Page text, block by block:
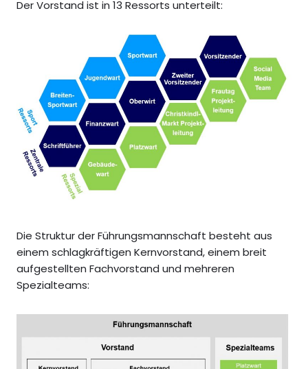
Der Vorstand ist in 13 Ressorts unterteilt:
Die Struktur der Führungsmannschaft besteht aus
einem schlagkräftigen Kernvorstand, einem breit
aufgestellten Fachvorstand und mehreren
Spezialteams: